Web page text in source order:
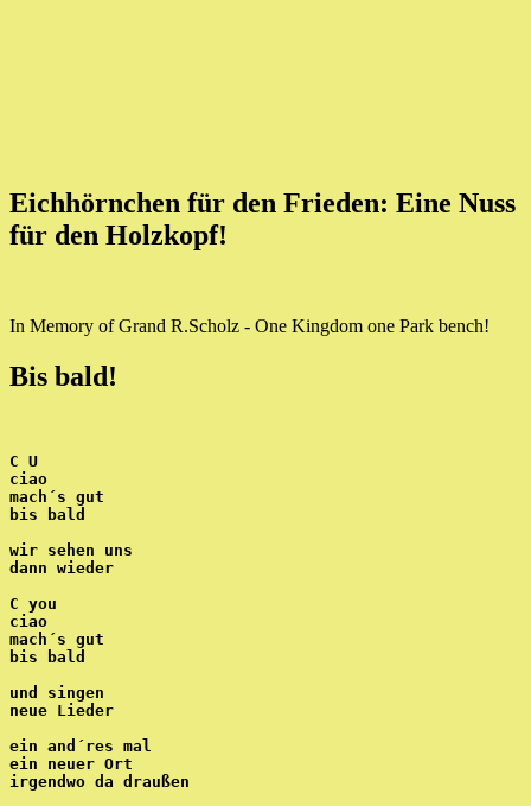
Eichhörnchen für den Frieden: Eine Nuss
für den Holzkopf!
In Memory of Grand R.Scholz - One Kingdom one Park bench!
Bis bald!
C U
ciao
mach´s gut
bis bald
wir sehen uns
dann wieder
C you
ciao
mach´s gut
bis bald
und singen
neue Lieder
ein and´res mal
ein neuer Ort
irgendwo da draußen